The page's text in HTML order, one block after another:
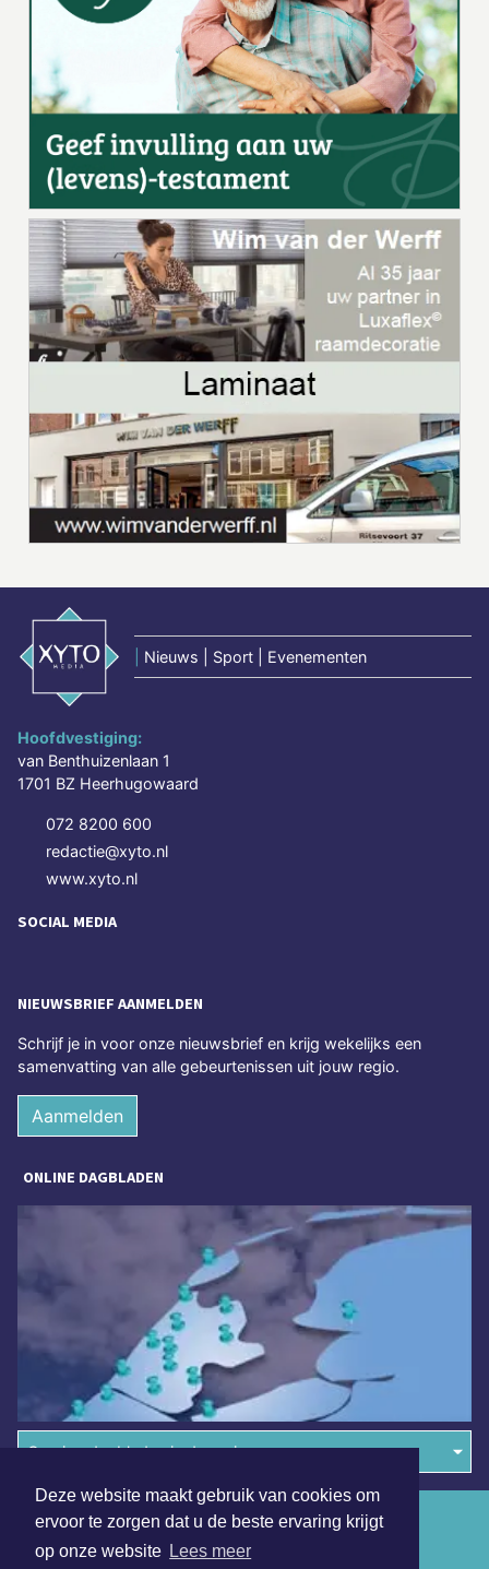
Deze website maakt gebruik van cookies om
ervoor te zorgen dat u de beste ervaring krijgt
op onze website Lees meer
Nieuws | Sport | Evenementen
Hoofdvestiging:
van Benthuizenlaan 1
1701 BZ Heerhugowaard
072 8200 600
redactie@xyto.nl
www.xyto.nl
SOCIAL MEDIA
NIEUWSBRIEF AANMELDEN
Schrijf je in voor onze nieuwsbrief en krijg wekelijks een
samenvatting van alle gebeurtenissen uit jouw regio.
Aanmelden
ONLINE DAGBLADEN
Overige dagbladen in de regio
Algemene voorwaarden
Disclaimer